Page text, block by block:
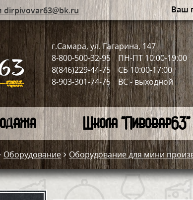
Ваш
dirpivovar63@bk.ru
г.Самара, ул. Гагарина, 147
8-800-500-32-95
8(846)229-44-75
8-903-301-74-75
ПН-ПТ 10:00-19:00
СБ 10:00-17:00
ВС - выходной
Школа "Пивовар63"
Оборудование Оборудование для мини